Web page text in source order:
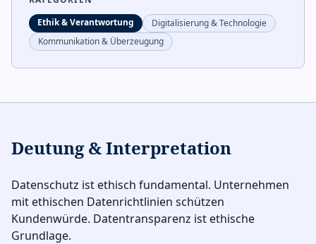
Ethik & Verantwortung
Digitalisierung & Technologie
Kommunikation & Überzeugung
Deutung & Interpretation
Datenschutz ist ethisch fundamental. Unternehmen
mit ethischen Datenrichtlinien schützen
Kundenwürde. Datentransparenz ist ethische
Grundlage.